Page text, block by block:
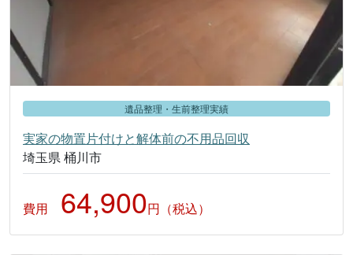
遺品整理・生前整理実績
実家の物置片付けと解体前の不用品回収
埼玉県 桶川市
費用 64,900円（税込）